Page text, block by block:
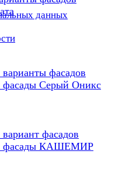
данных
фасадов
фасады Серый Оникс
фасадов
фасады КАШЕМИР